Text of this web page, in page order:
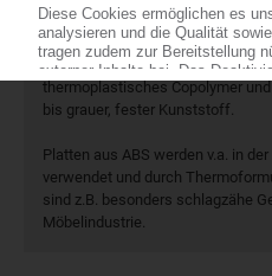
ABS-Platten
ABS (chemisch: Acrylnitril-
thermoplastisches Copolymer
bis grauer, fester Kunststoff.
Platten aus ABS werden v.a. in
verwendet und durch
sind z.B. besonders schlagzähe
Möbelindustrie.